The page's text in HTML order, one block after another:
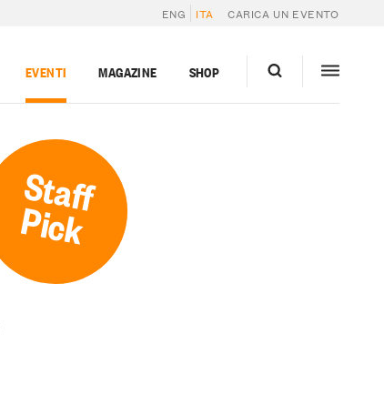
ENG ITA CARICA UN EVENTO
EVENTI MAGAZINE SHOP
Staff
Pick